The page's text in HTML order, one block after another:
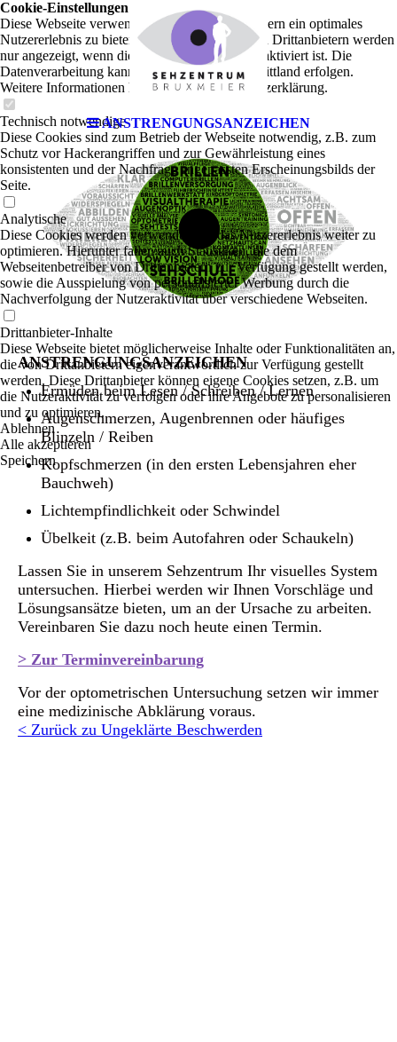
ANSTRENGUNGSANZEICHEN
ANSTRENGUNGSANZEICHEN
Ermüden beim Lesen / Schreiben / Lernen
Augenschmerzen, Augenbrennen oder häufiges
Blinzeln / Reiben
Kopfschmerzen (in den ersten Lebensjahren eher
Bauchweh)
Lichtempfindlichkeit oder Schwindel
Übelkeit (z.B. beim Autofahren oder Schaukeln)
Lassen Sie in unserem Sehzentrum Ihr visuelles System
untersuchen. Hierbei werden wir Ihnen Vorschläge und
Lösungsansätze bieten, um an der Ursache zu arbeiten.
Vereinbaren Sie dazu noch heute einen Termin.
> Zur Terminvereinbarung
Vor der optometrischen Untersuchung setzen wir immer
eine medizinische Abklärung voraus.
< Zurück zu Ungeklärte Beschwerden
Cookie-Einstellungen
Diese Webseite verwendet Cookies, um Besuchern ein optimales
Nutzererlebnis zu bieten. Bestimmte Inhalte von Drittanbietern werden
nur angezeigt, wenn die entsprechende Option aktiviert ist. Die
Datenverarbeitung kann dann auch in einem Drittland erfolgen.
Weitere Informationen hierzu in der Datenschutzerklärung.
Technisch notwendige
Diese Cookies sind zum Betrieb der Webseite notwendig, z.B. zum
Schutz vor Hackerangriffen und zur Gewährleistung eines
konsistenten und der Nachfrage angepassten Erscheinungsbilds der
Seite.
Analytische
Diese Cookies werden verwendet, um das Nutzererlebnis weiter zu
optimieren. Hierunter fallen auch Statistiken, die dem
Webseitenbetreiber von Drittanbietern zur Verfügung gestellt werden,
sowie die Ausspielung von personalisierter Werbung durch die
Nachverfolgung der Nutzeraktivität über verschiedene Webseiten.
Drittanbieter-Inhalte
Diese Webseite bietet möglicherweise Inhalte oder Funktionalitäten an,
die von Drittanbietern eigenverantwortlich zur Verfügung gestellt
werden. Diese Drittanbieter können eigene Cookies setzen, z.B. um
die Nutzeraktivität zu verfolgen oder ihre Angebote zu personalisieren
und zu optimieren.
Ablehnen
Alle akzeptieren
Speichern